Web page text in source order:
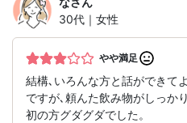
30代｜女性
やや満足
結構､いろんな方と話ができて
ですが､頼んた飲み物がしっか
初の方グダグダでした。